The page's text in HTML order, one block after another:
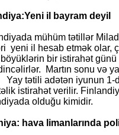
il bayram deyil
mühüm tətillər
yeni il hesab etmək olar,
bir istirahət günü
Martın sonu və
tətili adətən iyunun 1-
istirahət verilir.
olduğu kimidir.
hava limanlarında